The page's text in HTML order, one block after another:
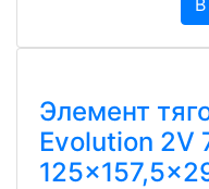
Элемент
Evolution 2V